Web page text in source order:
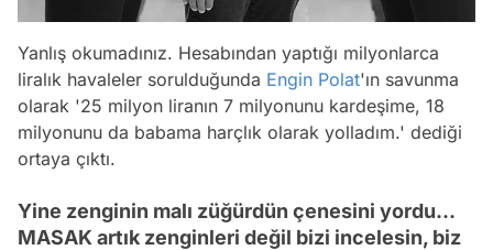
Yanlış okumadınız. Hesabından yaptığı milyonlarca
liralık havaleler sorulduğunda Engin Polat'ın savunma
olarak '25 milyon liranın 7 milyonunu kardeşime, 18
milyonunu da babama harçlık olarak yolladım.' dediği
ortaya çıktı.
Yine zenginin malı züğürdün çenesini yordu...
MASAK artık zenginleri değil bizi incelesin, biz